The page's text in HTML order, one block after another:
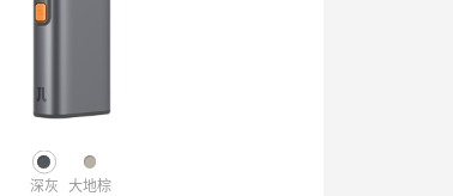
深灰 大地棕